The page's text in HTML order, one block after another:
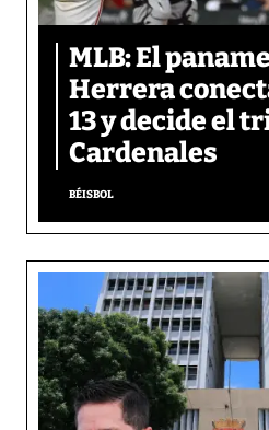
MLB: El
Herrera
13 y decide el
Cardenales
BÉISBOL